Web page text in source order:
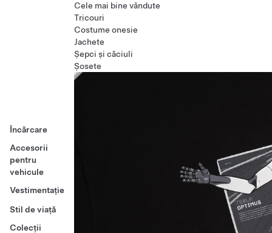
Încărcare
Accesorii
pentru
vehicule
Vestimentație
Stil de viață
Colecții
Cele mai bine vândute
Tricouri
Costume onesie
Jachete
Șepci și căciuli
Șosete